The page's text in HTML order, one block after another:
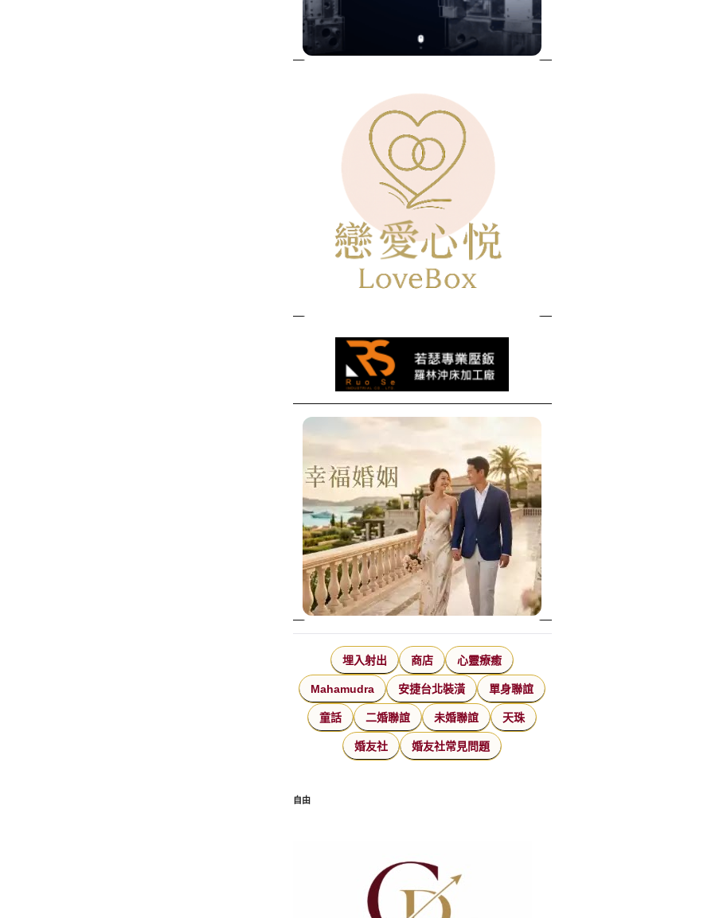
埋入射出 商店 心靈療癒
Mahamudra 安捷台北裝潢 單身聯誼
童話 二婚聯誼 未婚聯誼 天珠
婚友社 婚友社常見問題
自由